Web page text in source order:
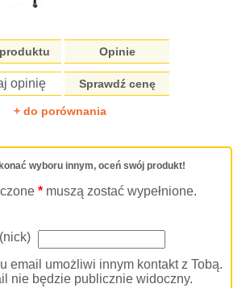
Opinie
opinię Sprawdź cenę
+ do porównania
wyboru innym, oceń swój produkt!
* muszą zostać wypełnione.
email umożliwi innym kontakt z Tobą.
nie będzie publicznie widoczny.